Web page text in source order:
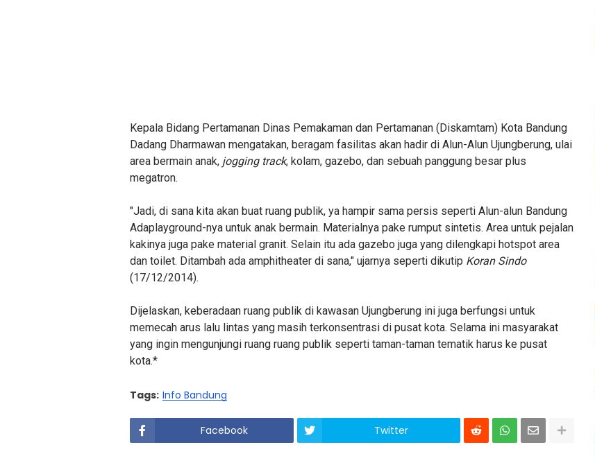
Kepala Bidang Pertamanan Dinas Pemakaman dan Pertamanan (Diskamtam) Kota Bandung
Dadang Dharmawan mengatakan, beragam fasilitas akan hadir di Alun-Alun Ujungberung, ulai
area bermain anak, jogging track, kolam, gazebo, dan sebuah panggung besar plus
megatron.
"Jadi, di sana kita akan buat ruang publik, ya hampir sama persis seperti Alun-alun Bandung
Adaplayground-nya untuk anak bermain. Materialnya pake rumput sintetis. Area untuk pejalan
kakinya juga pake material granit. Selain itu ada gazebo juga yang dilengkapi hotspot area
dan toilet. Ditambah ada amphitheater di sana," ujarnya seperti dikutip Koran Sindo
(17/12/2014).
Dijelaskan, keberadaan ruang publik di kawasan Ujungberung ini juga berfungsi untuk
memecah arus lalu lintas yang masih terkonsentrasi di pusat kota. Selama ini masyarakat
yang ingin mengunjungi ruang ruang publik seperti taman-taman tematik harus ke pusat
kota.*
Tags: Info Bandung
Facebook Twitter